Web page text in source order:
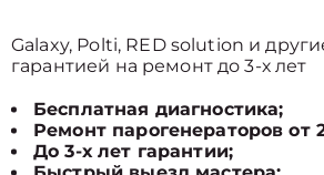
Galaxy, Polti, RED solution и
гарантией на ремонт до 3-х лет
Бесплатная диагностика;
Ремонт парогенераторов от
До 3-х лет гарантии;